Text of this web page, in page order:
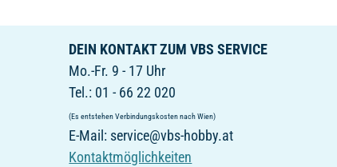
DEIN KONTAKT ZUM VBS SERVICE
Mo.-Fr. 9 - 17 Uhr
Tel.: 01 - 66 22 020
(Es entstehen Verbindungskosten nach Wien)
E-Mail: service@vbs-hobby.at
Kontaktmöglichkeiten